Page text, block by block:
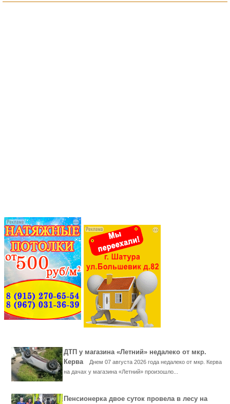
ДТП у магазина «Летний» недалеко от мкр.
Керва
Днем 07 августа 2026 года недалеко от мкр. Керва
на дачах у магазина «Летний» произошло...
Пенсионерка двое суток провела в лесу на